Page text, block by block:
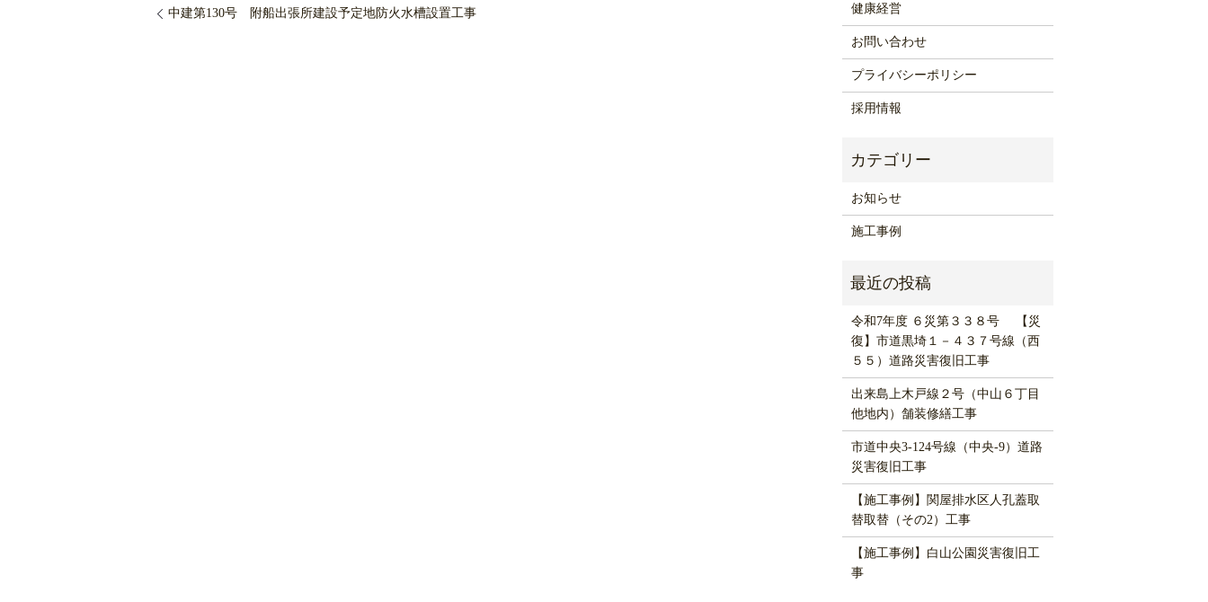
中建第130号 附船出張所建設予定地防火水槽設置工事 健康経営
お問い合わせ
プライバシーポリシー
採用情報
お知らせ
施工事例
令和7年度 ６災第３３８号 【災
復】市道黒埼１－４３７号線（西
５５）道路災害復旧工事
出来島上木戸線２号（中山６丁目
他地内）舗装修繕工事
市道中央3-124号線（中央-9）道路
災害復旧工事
【施工事例】関屋排水区人孔蓋取
替取替（その2）工事
【施工事例】白山公園災害復旧工
事